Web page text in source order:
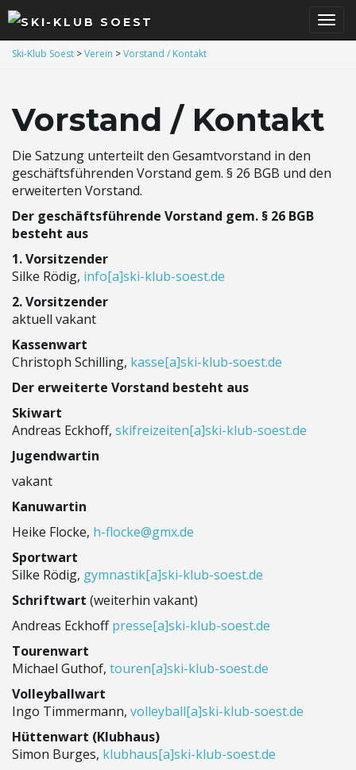
h
Ski-Klub Soest >Verein >Vorstand / Kontakt
Vorstand / Kontakt
Die Satzung unterteilt den Gesamtvorstand in den
geschäftsführenden Vorstand gem. § 26 BGB und den
erweiterten Vorstand.
Der geschäftsführende Vorstand gem. § 26 BGB
besteht aus
1. Vorsitzender
Silke Rödig, info[a]ski-klub-soest.de
2. Vorsitzender
aktuell vakant
Kassenwart
Christoph Schilling, kasse[a]ski-klub-soest.de
Der erweiterte Vorstand besteht aus
Skiwart
Andreas Eckhoff, skifreizeiten[a]ski-klub-soest.de
Jugendwartin
vakant
Kanuwartin
Heike Flocke, h-flocke@gmx.de
Sportwart
Silke Rödig, gymnastik[a]ski-klub-soest.de
Schriftwart (weiterhin vakant)
Andreas Eckhoffpresse[a]ski-klub-soest.de
Tourenwart
Michael Guthof, touren[a]ski-klub-soest.de
Volleyballwart
Ingo Timmermann, volleyball[a]ski-klub-soest.de
Hüttenwart (Klubhaus)
Simon Burges, klubhaus[a]ski-klub-soest.de